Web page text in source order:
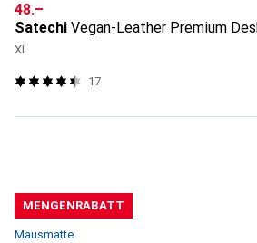
CHF
48.–
Satechi Vegan-Leather Premium
XL
17
MENGENRABATT
Mausmatte